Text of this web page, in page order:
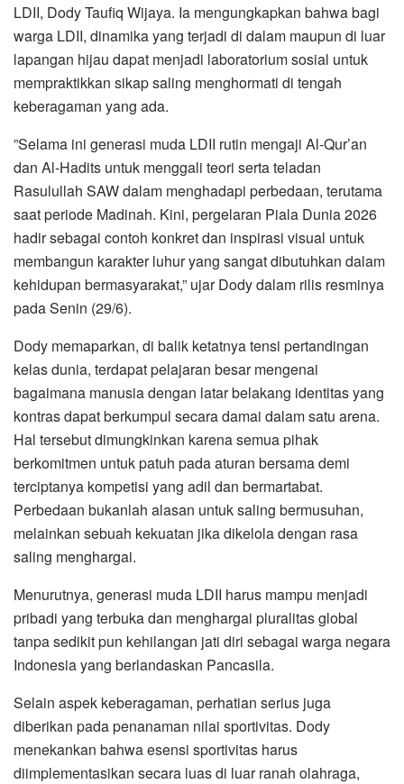
LDII, Dody Taufiq Wijaya. Ia mengungkapkan bahwa bagi
warga LDII, dinamika yang terjadi di dalam maupun di luar
lapangan hijau dapat menjadi laboratorium sosial untuk
mempraktikkan sikap saling menghormati di tengah
keberagaman yang ada.
​”Selama ini generasi muda LDII rutin mengaji Al-Qur’an
dan Al-Hadits untuk menggali teori serta teladan
Rasulullah SAW dalam menghadapi perbedaan, terutama
saat periode Madinah. Kini, pergelaran Piala Dunia 2026
hadir sebagai contoh konkret dan inspirasi visual untuk
membangun karakter luhur yang sangat dibutuhkan dalam
kehidupan bermasyarakat,” ujar Dody dalam rilis resminya
pada Senin (29/6).
​Dody memaparkan, di balik ketatnya tensi pertandingan
kelas dunia, terdapat pelajaran besar mengenai
bagaimana manusia dengan latar belakang identitas yang
kontras dapat berkumpul secara damai dalam satu arena.
Hal tersebut dimungkinkan karena semua pihak
berkomitmen untuk patuh pada aturan bersama demi
terciptanya kompetisi yang adil dan bermartabat.
Perbedaan bukanlah alasan untuk saling bermusuhan,
melainkan sebuah kekuatan jika dikelola dengan rasa
saling menghargai.
Menurutnya, generasi muda LDII harus mampu menjadi
pribadi yang terbuka dan menghargai pluralitas global
tanpa sedikit pun kehilangan jati diri sebagai warga negara
Indonesia yang berlandaskan Pancasila.
​Selain aspek keberagaman, perhatian serius juga
diberikan pada penanaman nilai sportivitas. Dody
menekankan bahwa esensi sportivitas harus
diimplementasikan secara luas di luar ranah olahraga,